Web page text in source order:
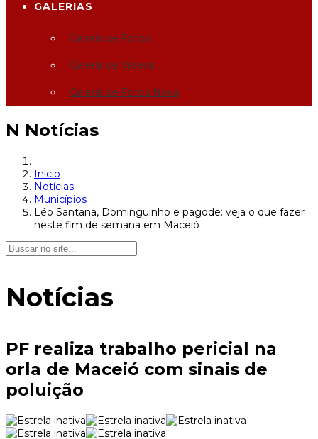
GALERIAS
Galeria de Fotos
Galeria de Vídeos
Galeria de Fotos Nova
N Notícias
Início
Notícias
Municípios
Léo Santana, Dominguinho e pagode: veja o que fazer
neste fim de semana em Maceió
Notícias
PF realiza trabalho pericial na
orla de Maceió com sinais de
poluição